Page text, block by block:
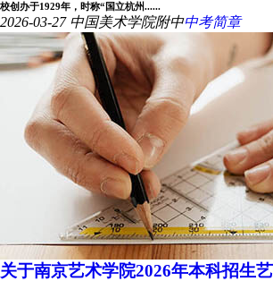
校创办于1929年，时称“国立杭州......
2026-03-27 中国美术学院附中中考简章
关于南京艺术学院2026年本科招生